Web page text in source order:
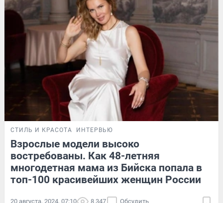
СТИЛЬ И КРАСОТА ИНТЕРВЬЮ
Взрослые модели высоко
востребованы. Как 48-летняя
многодетная мама из Бийска попала в
топ-100 красивейших женщин России
20 августа, 2024, 07:10 8 347 Обсудить